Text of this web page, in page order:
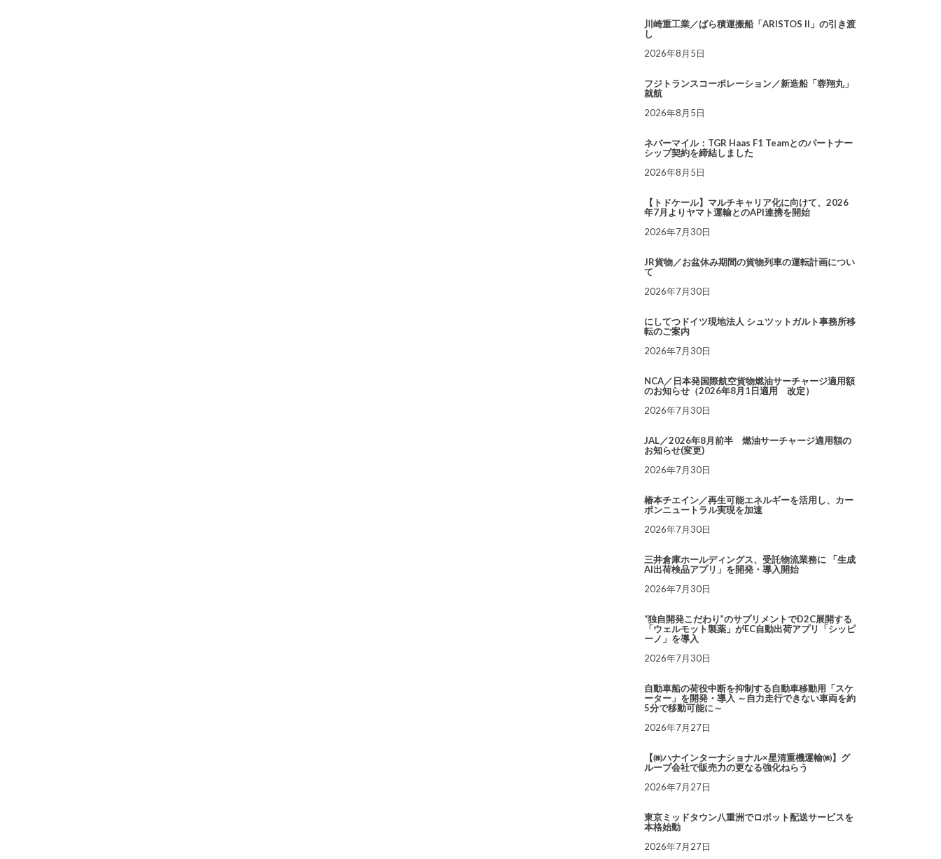
川崎重工業／ばら積運搬船「ARISTOS II」の引き渡
し
2026年8月5日
フジトランスコーポレーション／新造船「蓉翔丸」
就航
2026年8月5日
ネバーマイル：TGR Haas F1 Teamとのパートナー
シップ契約を締結しました
2026年8月5日
【トドケール】マルチキャリア化に向けて、2026
年7月よりヤマト運輸とのAPI連携を開始
2026年7月30日
JR貨物／お盆休み期間の貨物列車の運転計画につい
て
2026年7月30日
にしてつドイツ現地法人 シュツットガルト事務所移
転のご案内
2026年7月30日
NCA／日本発国際航空貨物燃油サーチャージ適用額
のお知らせ（2026年8月1日適用 改定）
2026年7月30日
JAL／2026年8月前半 燃油サーチャージ適用額の
お知らせ(変更)
2026年7月30日
椿本チエイン／再生可能エネルギーを活用し、カー
ボンニュートラル実現を加速
2026年7月30日
三井倉庫ホールディングス、受託物流業務に 「生成
AI出荷検品アプリ」を開発・導入開始
2026年7月30日
“独自開発こだわり”のサプリメントでD2C展開する
「ウェルモット製薬」がEC自動出荷アプリ「シッピ
ーノ」を導入
2026年7月30日
自動車船の荷役中断を抑制する自動車移動用「スケ
ーター」を開発・導入 ～自力走行できない車両を約
5分で移動可能に～
2026年7月27日
【㈱ハナインターナショナル×星清重機運輸㈱】グ
ループ会社で販売力の更なる強化ねらう
2026年7月27日
東京ミッドタウン八重洲でロボット配送サービスを
本格始動
2026年7月27日